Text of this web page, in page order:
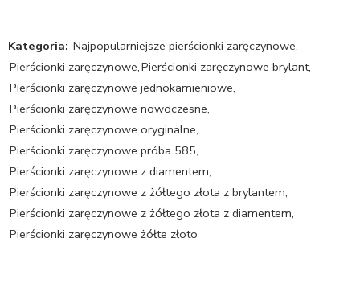
Kategoria: Najpopularniejsze pierścionki zaręczynowe,
Pierścionki zaręczynowe,Pierścionki zaręczynowe brylant,
Pierścionki zaręczynowe jednokamieniowe,
Pierścionki zaręczynowe nowoczesne,
Pierścionki zaręczynowe oryginalne,
Pierścionki zaręczynowe próba 585,
Pierścionki zaręczynowe z diamentem,
Pierścionki zaręczynowe z żółtego złota z brylantem,
Pierścionki zaręczynowe z żółtego złota z diamentem,
Pierścionki zaręczynowe żółte złoto